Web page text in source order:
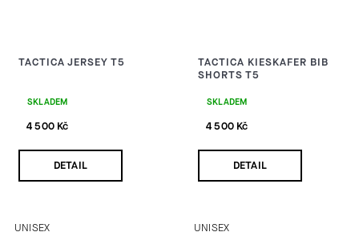
TACTICA JERSEY T5
SKLADEM
4 500 Kč
DETAIL
TACTICA KIESKAFER BIB
SHORTS T5
SKLADEM
4 500 Kč
DETAIL
UNISEX UNISEX